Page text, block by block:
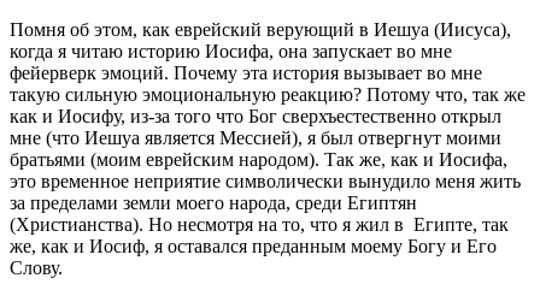
Помня об этом, как еврейский верующий в Иешуа (Иисуса),
когда я читаю историю Иосифа, она запускает во мне
фейерверк эмоций. Почему эта история вызывает во мне
такую сильную эмоциональную реакцию? Потому что, так же
как и Иосифу, из-за того что Бог сверхъестественно открыл
мне (что Иешуа является Мессией), я был отвергнут моими
братьями (моим еврейским народом). Так же, как и Иосифа,
это временное неприятие символически вынудило меня жить
за пределами земли моего народа, среди Египтян
(Христианства). Но несмотря на то, что я жил в Египте, так
же, как и Иосиф, я оставался преданным моему Богу и Его
Слову.